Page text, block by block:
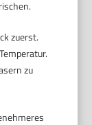
zuerst.
zu